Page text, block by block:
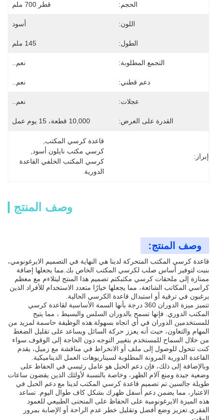
الحجم: قطر 700 ملم
اللون: أسود
الطول: 145 ملم
التجمع المطلوبة: نعم..
دعم قطني: نعم..
عجلات: نعم..
القدرة على العرض: 10,000 قطعة، 15 يوم عمل
إبراز:
قاعدة كرسي المكتب
كرسي مكتب نايلون أسود
الدورية
وصف المنتج
وصف المنتج:
قاعدة كرسي المكتب المتحركة لدينا هي النهاية في التصميم الايرغونومي،
بنيت لتوفير أساس صلب لكرسي المكتب الخاص بك.مما يجعلها إضافة
ممتازة إلى ملحقات كرسي مكتبكتم تصميم هذا المنتج ليتلاءم مع معظم
كراسي المكاتب الشائعة، مما يجعلها خيارًا متعدد الاستخدام للأفراد الذين
يرغبون في ترقية أو استبدال قاعدة الكرسي الحالية.
تتميز ميزة الدوران 360 درجة بأنها السمة الأساسية لقاعدة كرسي
المكتب الدوري. فإنها تسمح بالدوران السلس والبسيط ، مما يتيح
للمستخدمين الدوران في أي اتجاه بسهولة.هذه الوظيفة حاسمة لمزيد من
المهام والتعاون، حيث أنه يعزز حركة السائل ويساعد على تقليل الضغط
من خلال السماح للمستخدم بتغيير التوجه دون الحاجة إلى الوقوف.سواء
كنت تتحول للوصول إلى ملف أو الانخراط في مناقشة مع زميل، يقدم
القاعدة الدورية المرونة المطلوبة لسيناريوهات العمل الديناميكية.
وبالإضافة إلى ذلك، فإن دعم الحبل هو عامل رئيسي في الحفاظ على
وضعية جيدة ومنع آلام الظهر، وخاصة بالنسبة لأولئك الذين يقضون ساعات
طويلة جالسين.تم تصميم قاعدة كرسي المكتب لدينا مع دعم الحبل في
الاعتبار، مما يضمن دعم أسفل ظهرك بشكل كاف طوال اليوم. تساعد
هذه الميزة الايرغونومية على الحفاظ على المنحنى الطبيعي للعمود
الفقري.تعزيز وضع أفضل وتقليل خطر عدم الراحة أو الإصابة بمرور